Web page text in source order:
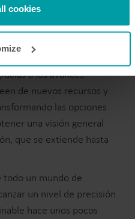
cookies. A third-party
other than us, such as other
withdraw your consent from
cookies
a los avances
de nuevos recursos y
las opciones
una visión general
que se extiende hasta
todo un mundo de
un nivel de precisión
hace unos pocos